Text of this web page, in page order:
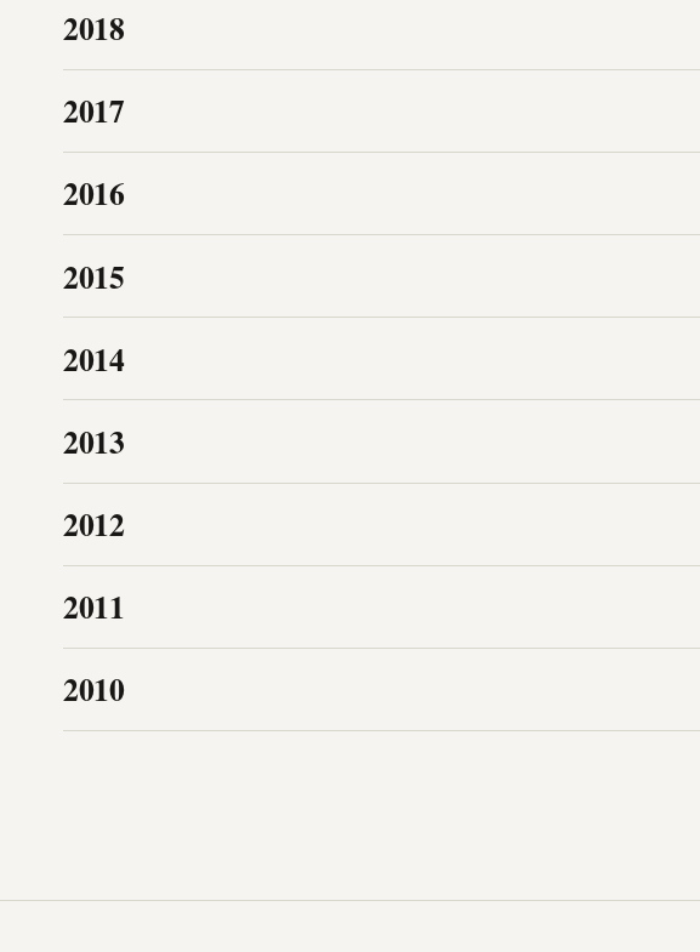
2018
2017
2016
2015
2014
2013
2012
2011
2010